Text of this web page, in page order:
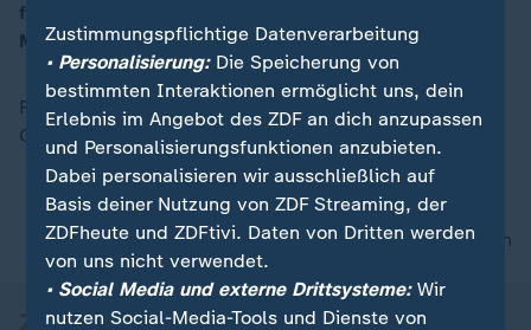
für Schritt erklärt, mit einfachen Zutaten in rund 45
Minuten zubereitet.
Für das Rezept "Erdbeer-Muffins mit Mascarpone und
Granola" finden Sie hier den Download
nach oben
Zustimmungspflichtige Datenverarbeitung
• Personalisierung:Die Speicherung von
bestimmten Interaktionen ermöglicht uns, dein
Erlebnis im Angebot des ZDF an dich anzupassen
und Personalisierungsfunktionen anzubieten.
Dabei personalisieren wir ausschließlich auf
Basis deiner Nutzung von ZDF Streaming, der
ZDFheute und ZDFtivi. Daten von Dritten werden
von uns nicht verwendet.
• Social Media und externe Drittsysteme:Wir
nutzen Social-Media-Tools und Dienste von